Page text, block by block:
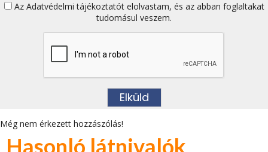
Az Adatvédelmi tájékoztatótelolvastam, és az abban foglaltakat
tudomásul veszem.
Még nem érkezett hozzászólás!
Hasonló látnivalók